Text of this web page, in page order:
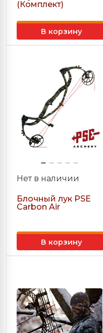
(Комплект)
В корзину
Нет в наличии
Блочный лук PSE
Carbon Air
В корзину